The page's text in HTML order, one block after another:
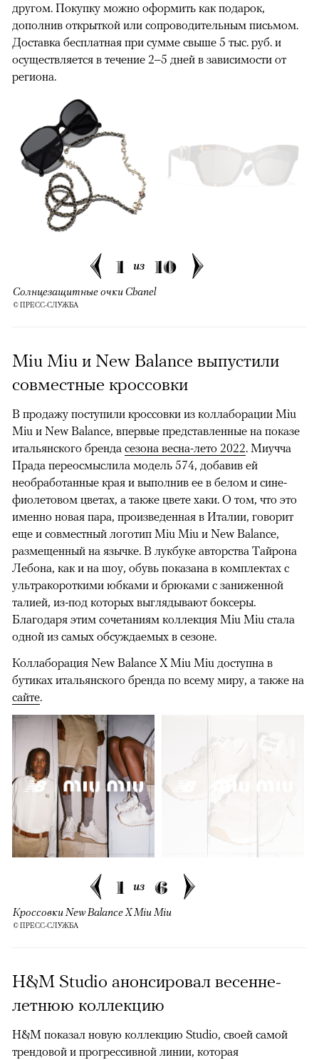
другом. Покупку можно оформить как подарок,
дополнив открыткой или сопроводительным письмом.
Доставка бесплатная при сумме свыше 5 тыс. руб. и
осуществляется в течение 2–5 дней в зависимости от
региона.
1 из 10
Солнцезащитные очки Chanel
© ПРЕСС-СЛУЖБА
Miu Miu и New Balance выпустили
совместные кроссовки
В продажу поступили кроссовки из коллаборации Miu
Miu и New Balance, впервые представленные на показе
итальянского бренда сезона весна-лето 2022. Миучча
Прада переосмыслила модель 574, добавив ей
необработанные края и выполнив ее в белом и сине-
фиолетовом цветах, а также цвете хаки. О том, что это
именно новая пара, произведенная в Италии, говорит
еще и совместный логотип Miu Miu и New Balance,
размещенный на язычке. В лукбуке авторства Тайрона
Лебона, как и на шоу, обувь показана в комплектах с
ультракороткими юбками и брюками с заниженной
талией, из-под которых выглядывают боксеры.
Благодаря этим сочетаниям коллекция Miu Miu стала
одной из самых обсуждаемых в сезоне.
Коллаборация New Balance X Miu Miu доступна в
бутиках итальянского бренда по всему миру, а также на
сайте.
1 из 6
Кроссовки New Balance X Miu Miu
© ПРЕСС-СЛУЖБА
H&M Studio анонсировал весенне-
летнюю коллекцию
H&M показал новую коллекцию Studio, своей самой
трендовой и прогрессивной линии, которая